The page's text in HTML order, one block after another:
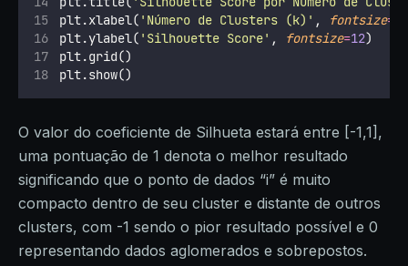
plt.xlabel( ' Número de Clusters (k) ' , fontsize=
plt.ylabel( ' Silhouette Score' , fontsize=12)
plt.grid()
plt.show()
O valor do coeficiente de Silhueta estará entre [-1,1],
uma pontuação de 1 denota o melhor resultado
significando que o ponto de dados “i” é muito
compacto dentro de seu cluster e distante de outros
clusters, com -1 sendo o pior resultado possível e 0
representando dados aglomerados e sobrepostos.